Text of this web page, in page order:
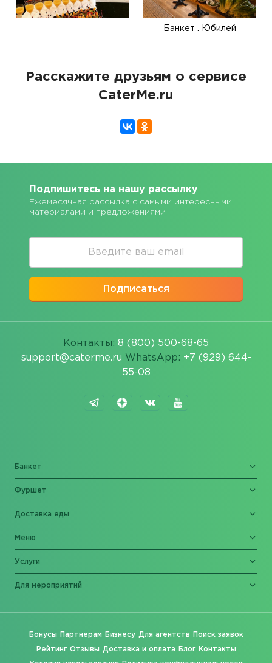
Банкет . Юбилей
Расскажите друзьям о сервисе
CaterMe.ru
Подпишитесь на нашу рассылку
Ежемесячная рассылка с самыми интересными
материалами и предложениями
Подписаться
Контакты: 8 (800) 500-68-65
support@caterme.ru WhatsApp: +7 (929) 644-
55-08
Банкет
Фуршет
Доставка еды
Меню
Услуги
Для мероприятий
Бонусы Партнерам Бизнесу Для агентств Поиск заявок
Рейтинг Отзывы Доставка и оплата Блог Контакты